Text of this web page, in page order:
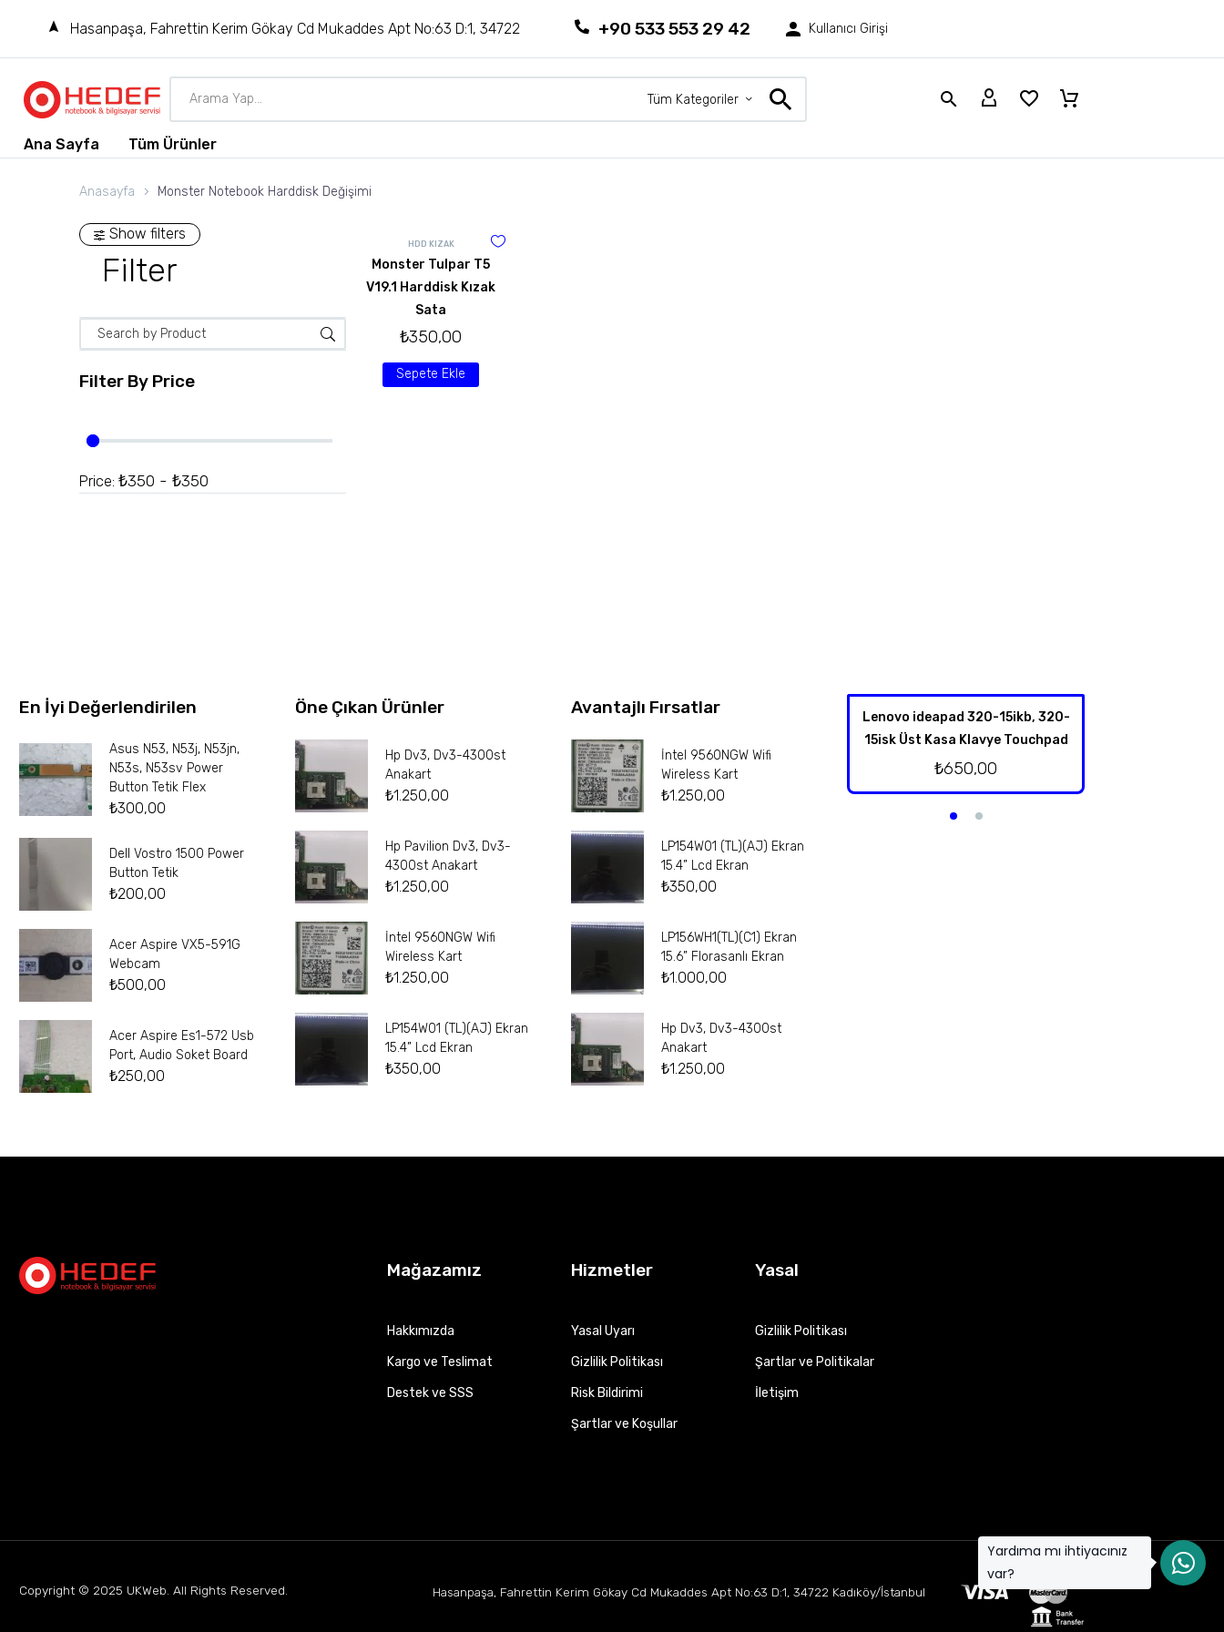
Hasanpaşa, Fahrettin Kerim Gökay Cd Mukaddes Apt No:63 D:1, 34722 +90 533 553 29 42 Kullanıcı Girişi
Tüm Kategoriler
Ana Sayfa Tüm Ürünler
Anasayfa Monster Notebook Harddisk Değişimi
Show filters
Filter
Filter By Price
Price: ₺350 - ₺350
HDD KIZAK
Monster Tulpar T5
V19.1 Harddisk Kızak
Sata
₺350,00
Sepete Ekle
En İyi Değerlendirilen
Asus N53, N53j, N53jn,
N53s, N53sv Power
Button Tetik Flex
₺300,00
Dell Vostro 1500 Power
Button Tetik
₺200,00
Acer Aspire VX5-591G
Webcam
₺500,00
Acer Aspire Es1-572 Usb
Port, Audio Soket Board
₺250,00
Öne Çıkan Ürünler
Hp Dv3, Dv3-4300st
Anakart
₺1.250,00
Hp Pavilion Dv3, Dv3-
4300st Anakart
₺1.250,00
İntel 9560NGW Wifi
Wireless Kart
₺1.250,00
LP154W01 (TL)(AJ) Ekran
15.4” Lcd Ekran
₺350,00
Avantajlı Fırsatlar
İntel 9560NGW Wifi
Wireless Kart
₺1.250,00
LP154W01 (TL)(AJ) Ekran
15.4” Lcd Ekran
₺350,00
LP156WH1(TL)(C1) Ekran
15.6” Florasanlı Ekran
₺1.000,00
Hp Dv3, Dv3-4300st
Anakart
₺1.250,00
Lenovo ideapad 320-15ikb, 320-
15isk Üst Kasa Klavye Touchpad
₺650,00
Mağazamız
Hakkımızda
Kargo ve Teslimat
Destek ve SSS
Hizmetler
Yasal Uyarı
Gizlilik Politikası
Risk Bildirimi
Şartlar ve Koşullar
Yasal
Gizlilik Politikası
Şartlar ve Politikalar
İletişim
Copyright © 2025 UKWeb . All Rights Reserved. Hasanpaşa, Fahrettin Kerim Gökay Cd Mukaddes Apt No:63 D:1, 34722 Kadıköy/İstanbul
Yardıma mı ihtiyacınız
var?